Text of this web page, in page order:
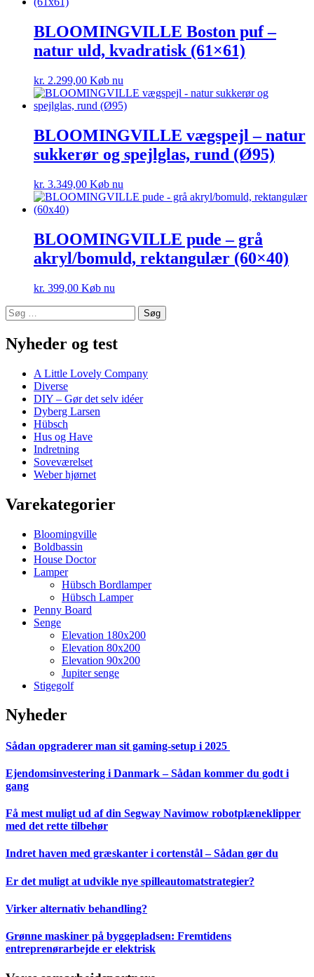
BLOOMINGVILLE Boston puf –
natur uld, kvadratisk (61×61)
kr. 2.299,00 Køb nu
BLOOMINGVILLE vægspejl – natur
sukkerør og spejlglas, rund (Ø95)
kr. 3.349,00 Køb nu
BLOOMINGVILLE pude – grå
akryl/bomuld, rektangulær (60×40)
kr. 399,00 Køb nu
Søg
efter:
Nyheder og test
A Little Lovely Company
Diverse
DIY – Gør det selv idéer
Dyberg Larsen
Hübsch
Hus og Have
Indretning
Soveværelset
Weber hjørnet
Varekategorier
Bloomingville
Boldbassin
House Doctor
Lamper
Hübsch Bordlamper
Hübsch Lamper
Penny Board
Senge
Elevation 180x200
Elevation 80x200
Elevation 90x200
Jupiter senge
Stigegolf
Nyheder
Sådan opgraderer man sit gaming-setup i 2025
Ejendomsinvestering i Danmark – Sådan kommer du godt i
gang
Få mest muligt ud af din Segway Navimow robotplæneklipper
med det rette tilbehør
Indret haven med græskanter i cortenstål – Sådan gør du
Er det muligt at udvikle nye spilleautomatstrategier?
Virker alternativ behandling?
Grønne maskiner på byggepladsen: Fremtidens
entreprenørarbejde er elektrisk